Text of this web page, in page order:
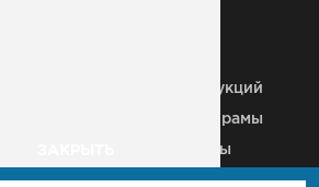
металлоконструкций
Металлические рамы
Рекламные щиты
Вышки, антенны, мачты